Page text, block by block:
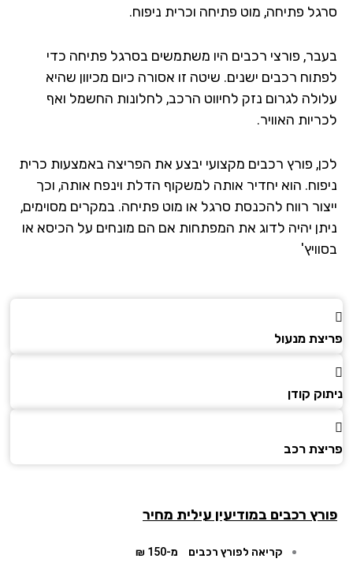
פתיחה, מוט פתיחה וכרית ניפוח.
פורצי רכבים היו משתמשים בסרגל פתיחה כדי
רכבים ישנים. שיטה זו אסורה כיום מכיוון שהיא
לגרום נזק לחיווט הרכב, לחלונות החשמל ואף
האוויר.
פורץ רכבים מקצועי יבצע את הפריצה באמצעות כרית
הוא יחדיר אותה למשקוף הדלת וינפח אותה, וכך
רווח להכנסת סרגל או מוט פתיחה. במקרים מסוימים,
יהיה לדוג את המפתחות אם הם מונחים על הכיסא או
מנעול
קודן
רכב
רכבים במודיעין עילית מחיר
קריאה לפורץ רכבים
מ-150 ₪